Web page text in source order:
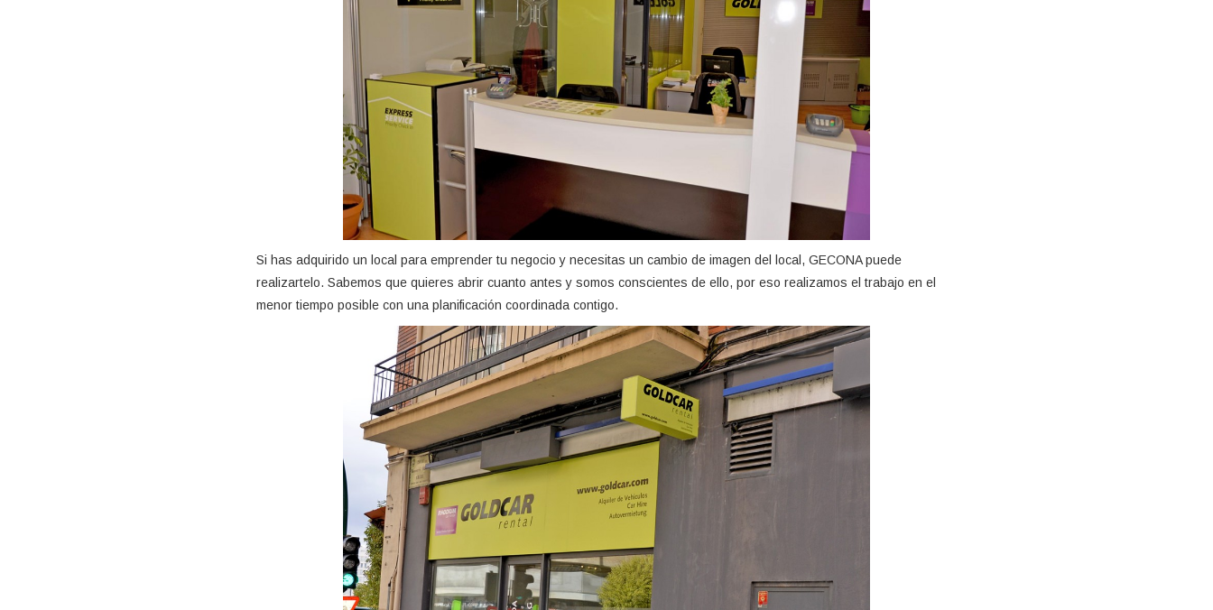
Si has adquirido un local para emprender tu negocio y necesitas un cambio de imagen del local, GECONA puede
realizartelo. Sabemos que quieres abrir cuanto antes y somos conscientes de ello, por eso realizamos el trabajo en el
menor tiempo posible con una planificación coordinada contigo.